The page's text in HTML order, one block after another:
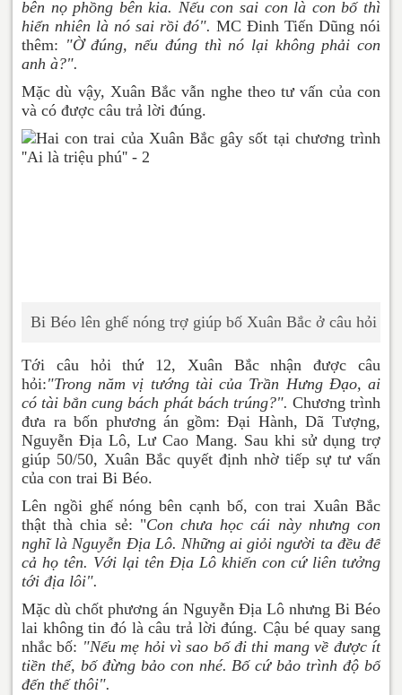
bên nọ phồng bên kia. Nếu con sai con là con bố thì
hiển nhiên là nó sai rồi đó".MC Đinh Tiến Dũng nói
thêm: "Ờ đúng, nếu đúng thì nó lại không phải con
anh à?".
Mặc dù vậy, Xuân Bắc vẫn nghe theo tư vấn của con
và có được câu trả lời đúng.
Bi Béo lên ghế nóng trợ giúp bố Xuân Bắc ở câu hỏi
Tới câu hỏi thứ 12, Xuân Bắc nhận được câu
hỏi:"Trong năm vị tướng tài của Trần Hưng Đạo, ai
có tài bắn cung bách phát bách trúng?". Chương trình
đưa ra bốn phương án gồm: Đại Hành, Dã Tượng,
Nguyễn Địa Lô, Lư Cao Mang. Sau khi sử dụng trợ
giúp 50/50, Xuân Bắc quyết định nhờ tiếp sự tư vấn
của con trai Bi Béo.
Lên ngồi ghế nóng bên cạnh bố, con trai Xuân Bắc
thật thà chia sẻ: "Con chưa học cái này nhưng con
nghĩ là Nguyễn Địa Lô. Những ai giỏi người ta đều để
cả họ tên. Với lại tên Địa Lô khiến con cứ liên tưởng
tới địa lôi".
Mặc dù chốt phương án Nguyễn Địa Lô nhưng Bi Béo
lai không tin đó là câu trả lời đúng. Cậu bé quay sang
nhắc bố: "Nếu mẹ hỏi vì sao bố đi thi mang về được ít
tiền thế, bố đừng bảo con nhé. Bố cứ bảo trình độ bố
đến thế thôi".